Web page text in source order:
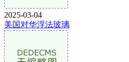
2025-03-04
美国对华浮法玻璃